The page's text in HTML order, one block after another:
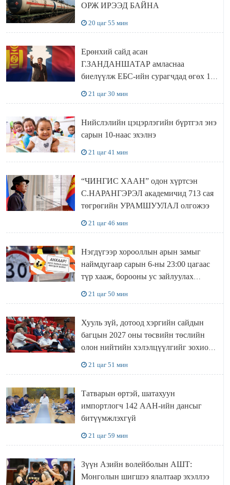
ОРЖ ИРЭЭД БАЙНА
20 цаг 55 мин
Ерөнхий сайд асан
Г.ЗАНДАНШАТАР амласнаа
биелүүлж ЕБС-ийн сурагчдад өгөх 10.
21 цаг 30 мин
Нийслэлийн цэцэрлэгийн бүртгэл энэ
сарын 10-наас эхэлнэ
21 цаг 41 мин
“ЧИНГИС ХААН” одон хүртсэн
С.НАРАНГЭРЭЛ академичид 713 сая
төгрөгийн УРАМШУУЛАЛ олгожээ
21 цаг 46 мин
Нэгдүгээр хорооллын арын замыг
наймдугаар сарын 6-ны 23:00 цагаас
түр хааж, борооны ус зайлуулах
21 цаг 50 мин
Хууль зүй, дотоод хэргийн сайдын
багцын 2027 оны төсвийн төслийн
олон нийтийн хэлэлцүүлгийг зохион
21 цаг 51 мин
Татварын өртэй, шатахуун
импортлогч 142 ААН-ийн дансыг
битүүмжлэхгүй
21 цаг 59 мин
Зүүн Азийн волейболын АШТ:
Монголын шигшээ ялалтаар эхэллээ